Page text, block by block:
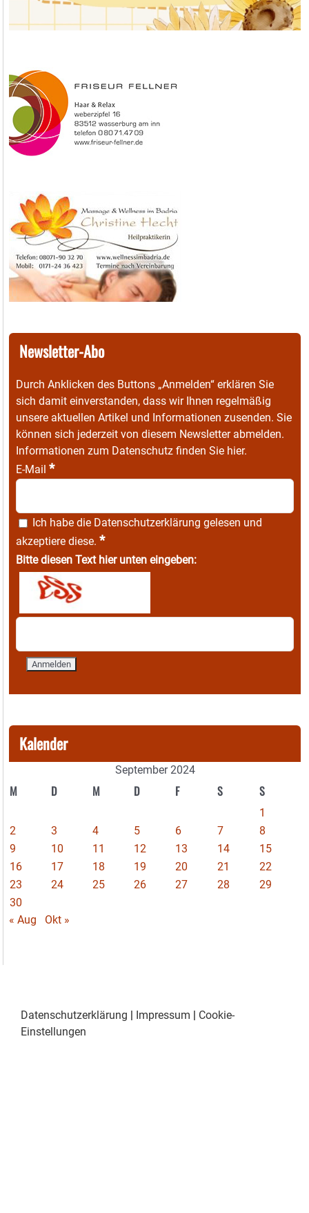
Newsletter-Abo
Durch Anklicken des Buttons „Anmelden“ erklären Sie
sich damit einverstanden, dass wir Ihnen regelmäßig
unsere aktuellen Artikel und Informationen zusenden. Sie
können sich jederzeit von diesem Newsletter abmelden.
Informationen zum Datenschutz finden Sie hier.
E-Mail *
Ich habe die Datenschutzerklärung gelesen und
akzeptiere diese. *
Bitte diesen Text hier unten eingeben:
Kalender
September 2024
M D M D F S S
1
2
3 4 5 6 7
8
9
10 11 12 13 14
15
16
17 18 19 20 21
22
23
24 25 26 27 28
29
30
« Aug
Okt »
Datenschutzerklärung | Impressum | Cookie-
Einstellungen